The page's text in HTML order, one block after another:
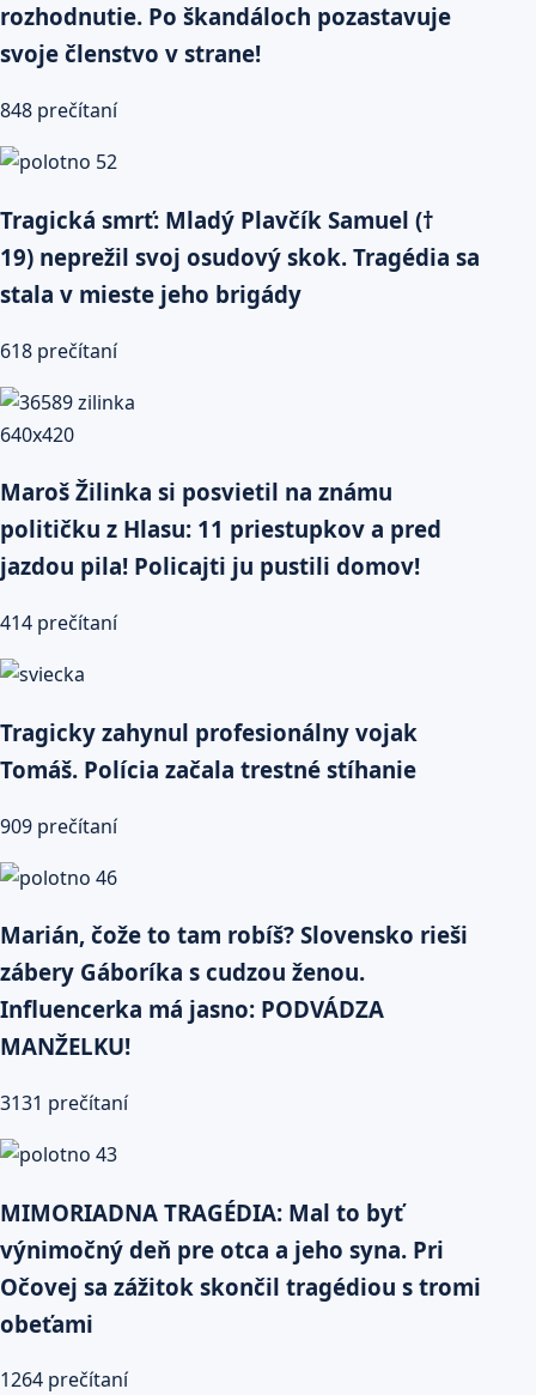
rozhodnutie. Po škandáloch pozastavuje
svoje členstvo v strane!
848 prečítaní
Tragická smrť: Mladý Plavčík Samuel (†
19) neprežil svoj osudový skok. Tragédia sa
stala v mieste jeho brigády
618 prečítaní
Maroš Žilinka si posvietil na známu
političku z Hlasu: 11 priestupkov a pred
jazdou pila! Policajti ju pustili domov!
414 prečítaní
Tragicky zahynul profesionálny vojak
Tomáš. Polícia začala trestné stíhanie
909 prečítaní
Marián, čože to tam robíš? Slovensko rieši
zábery Gáboríka s cudzou ženou.
Influencerka má jasno: PODVÁDZA
MANŽELKU!
3131 prečítaní
MIMORIADNA TRAGÉDIA: Mal to byť
výnimočný deň pre otca a jeho syna. Pri
Očovej sa zážitok skončil tragédiou s tromi
obeťami
1264 prečítaní